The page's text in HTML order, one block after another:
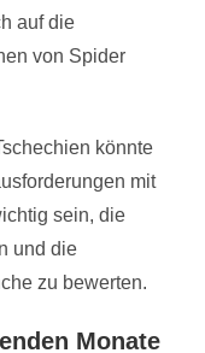
auf die
von Spider
könnte
mit
sein, die
und die
zu bewerten.
Monate